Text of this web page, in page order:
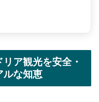
リア観光を安全・
ルな知恵